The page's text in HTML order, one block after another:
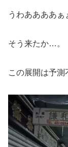
うわああああぁ
そう来たか…。
この展開は予測